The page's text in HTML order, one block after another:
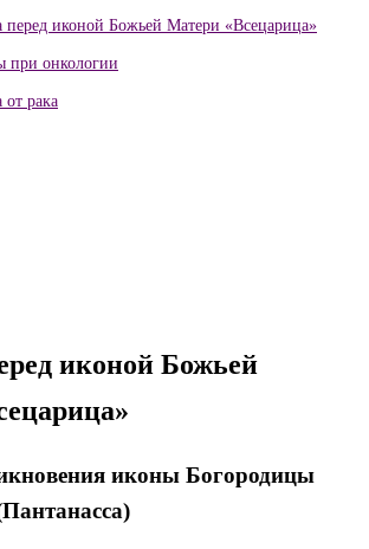
перед иконой Божьей Матери «Всецарица»
при онкологии
рака
иконой Божьей
иконы Богородицы